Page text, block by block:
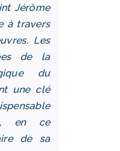
Jérôme
à travers
Les
de la
du
une clé
en ce
de sa